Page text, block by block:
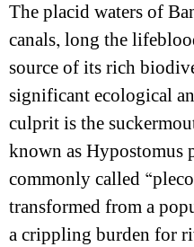
The placid waters of
canals, long the
source of its rich
significant ecological
culprit is the
known as Hypostomus
commonly called
transformed from a
a crippling burden for